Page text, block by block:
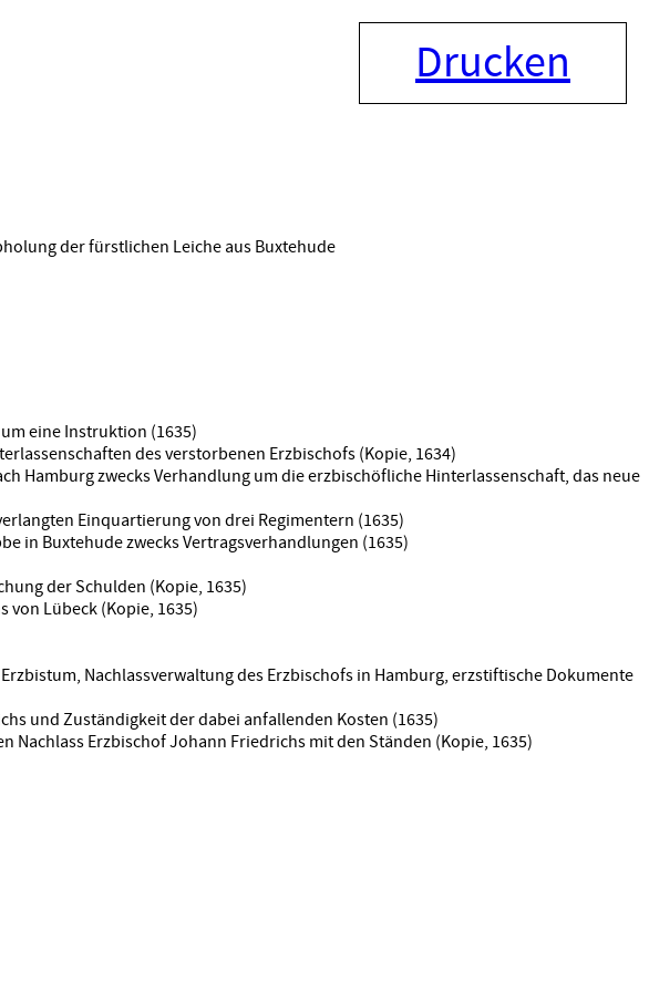
Drucken
der fürstlichen Leiche aus Buxtehude
eine Instruktion (1635)
des verstorbenen Erzbischofs (Kopie, 1634)
Hamburg zwecks Verhandlung um die erzbischöfliche Hinterlassenschaft, das neue
Einquartierung von drei Regimentern (1635)
in Buxtehude zwecks Vertragsverhandlungen (1635)
der Schulden (Kopie, 1635)
von Lübeck (Kopie, 1635)
Nachlassverwaltung des Erzbischofs in Hamburg, erzstiftische Dokumente
und Zuständigkeit der dabei anfallenden Kosten (1635)
Erzbischof Johann Friedrichs mit den Ständen (Kopie, 1635)